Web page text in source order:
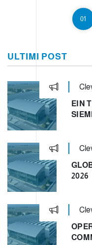
01
ULTIMI POST
EIN
2026